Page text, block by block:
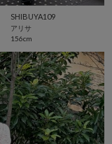
SHIBUYA109
アリサ
156cm